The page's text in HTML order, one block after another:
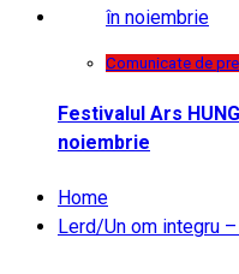
Comunicate de
Festivalul Ars
noiembrie
Home
Lerd/Un om integru